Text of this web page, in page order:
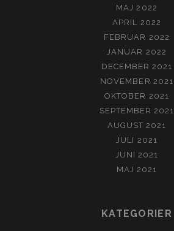
MAJ 2022
APRIL 2022
FEBRUAR 2022
JANUAR 2022
DECEMBER 2021
NOVEMBER 2021
OKTOBER 2021
SEPTEMBER 2021
AUGUST 2021
JULI 2021
JUNI 2021
MAJ 2021
KATEGORIER